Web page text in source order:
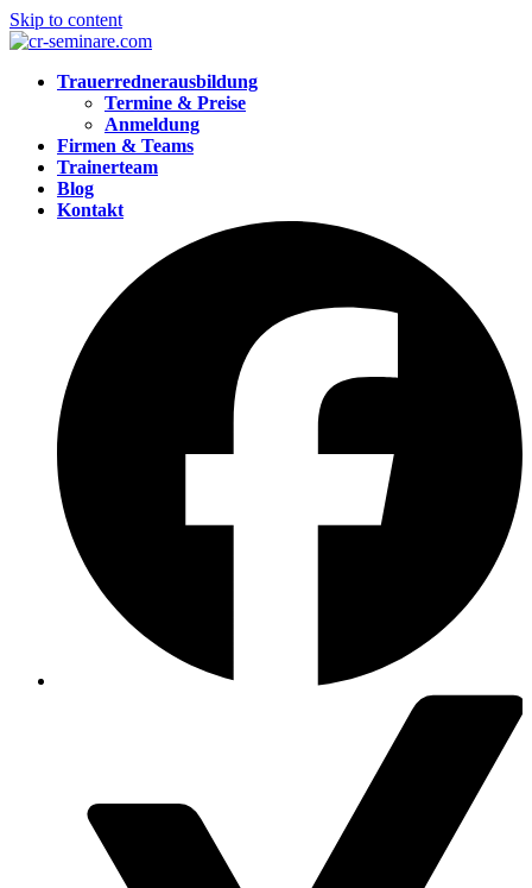
Skip to content
Trauerrednerausbildung
Termine & Preise
Anmeldung
Firmen & Teams
Trainerteam
Blog
Kontakt